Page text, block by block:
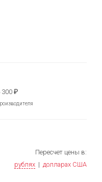
300 ₽
Пересчет цены в:
рублях | долларах США